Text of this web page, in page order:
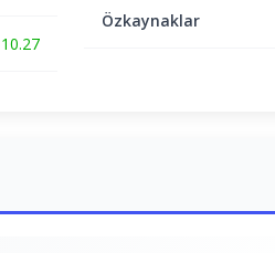
10.27
Özkaynaklar